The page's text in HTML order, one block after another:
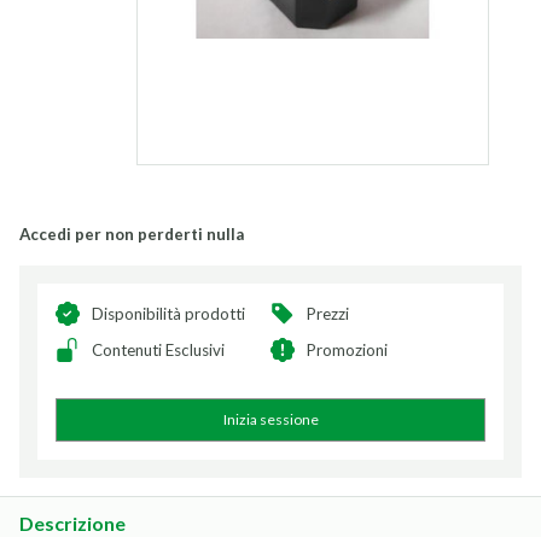
Accedi per non perderti nulla
Disponibilità prodotti
Prezzi
Contenuti Esclusivi
Promozioni
Inizia sessione
Descrizione